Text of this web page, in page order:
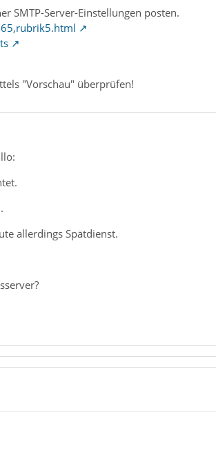
SMTP-Server-Einstellungen posten.
"Vorschau" überprüfen!
allerdings Spätdienst.